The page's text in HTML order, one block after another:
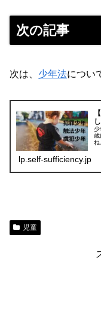
次の記事
次は、 少年法につい
少
ね
lp.self-sufficiency.jp
児童